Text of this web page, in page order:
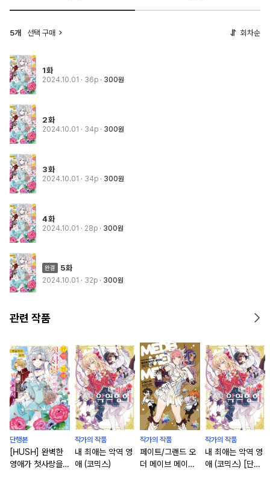
5개 선택 구매 회차순
1화
2024.10.01 · 36p 300원
2화
2024.10.01 · 34p 300원
3화
2024.10.01 · 34p 300원
4화
2024.10.01 · 28p 300원
5화
2024.10.01 · 32p 300원
관련 작품
단행본
[HUSH] 완벽한
영애가 첫사랑을
작가의 작품
내 최애는 악역 영
애 (코믹스)
작가의 작품
페이트/그랜드 오
더 메이브 메이브
작가의 작품
내 최애는 악역 영
애 (코믹스) [단행